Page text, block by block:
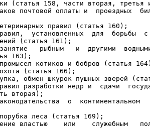
почтовой оплаты и  проездных
установленных  для  борьбы
рыбным   и  другими
разработки недр и  сдачи
о  континентальном
властью    или    служебным